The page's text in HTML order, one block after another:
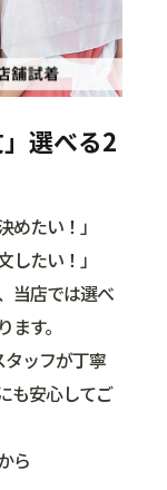
選べる2
めたい！」
したい！」
当店では選べ
す。
ッフが丁寧
も安心してご
ら